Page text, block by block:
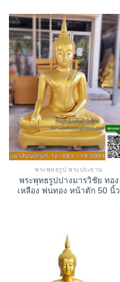
พระพุทธรูป พระประธาน
พระพุทธรูปปางมารวิชัย ทอง
เหลือง พ่นทอง หน้าตัก 50 นิ้ว